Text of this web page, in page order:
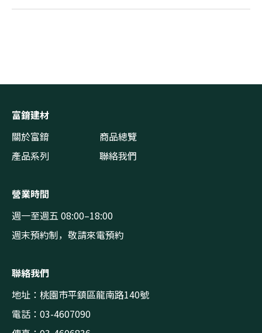
富錥建材
關於富錥
商品總覽
產品系列
聯絡我們
營業時間
週一至週五 08:00–18:00
週末預約制，敬請來電預約
聯絡我們
地址：桃園市平鎮區龍南路140號
電話：03-4607090